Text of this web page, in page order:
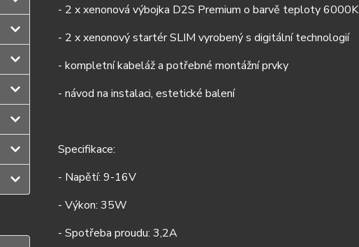
- 2 x xenonová výbojka D2S Premium o barvě teploty 6000K
- 2 x xenonový startér SLIM vyrobený s digitální technologií
- kompletní kabeláž a potřebné montážní prvky
- návod na instalaci, estetické balení
Specifikace:
- Napětí: 9-16V
- Výkon: 35W
- Spotřeba proudu: 3,2A